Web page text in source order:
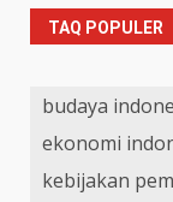
TAQ POPULER
budaya
ekonomi
kebijakan